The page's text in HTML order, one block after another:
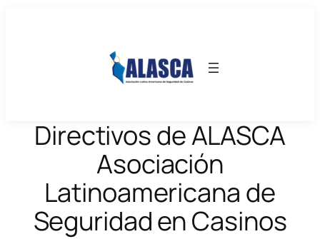
Directivos de ALASCA
Asociación
Latinoamericana de
Seguridad en Casinos